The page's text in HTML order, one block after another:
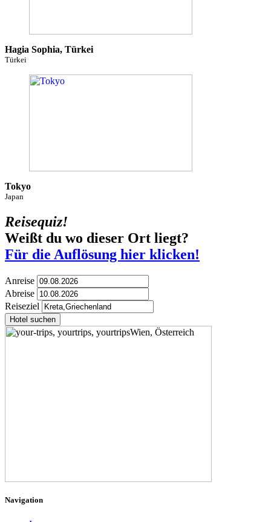
Hagia Sophia, Türkei
Türkei
Tokyo
Japan
Reisequiz!
Weißt du wo dieser Ort liegt?
Für die Auflösung hier klicken!
Anreise
Abreise
Reiseziel
Hotel suchen
Navigation